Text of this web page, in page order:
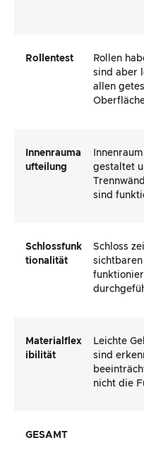
Rollentest
Rollen
sind aber
allen
Innenrauma
ufteilung
gestaltet
sind
Schlossfunk
tionalität
Schloss
sichtbaren
Materialflex
ibilität
Leichte
sind
nicht die
GESAMT